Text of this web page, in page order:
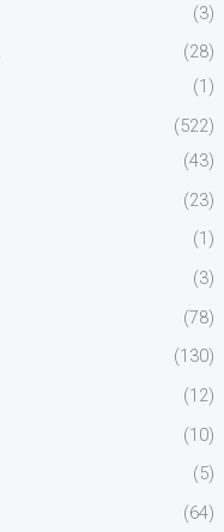
(3)
(28)
(1)
(522)
(43)
(23)
(1)
(3)
(78)
(130)
(12)
(10)
(5)
(64)